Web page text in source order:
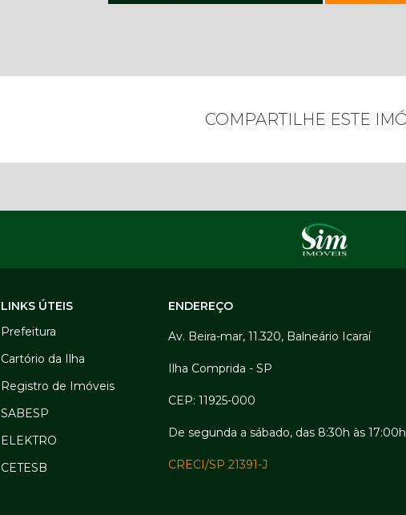
COMPARTILHE ESTE
LINKS ÚTEIS
Prefeitura
Cartório da Ilha
Registro de Imóveis
SABESP
ELEKTRO
CETESB
ENDEREÇO
Av. Beira-mar, 11.320, Balneário Icaraí
Ilha Comprida - SP
CEP: 11925-000
De segunda a sábado, das 8:30h às 17:00h
CRECI/SP 21391-J